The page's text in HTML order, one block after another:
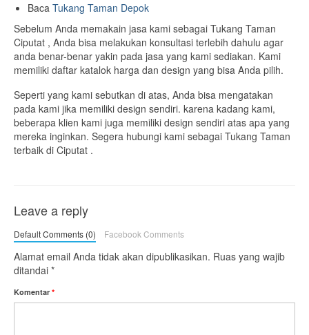
Baca Tukang Taman Depok
Sebelum Anda memakain jasa kami sebagai Tukang Taman
Ciputat , Anda bisa melakukan konsultasi terlebih dahulu agar
anda benar-benar yakin pada jasa yang kami sediakan. Kami
memiliki daftar katalok harga dan design yang bisa Anda pilih.
Seperti yang kami sebutkan di atas, Anda bisa mengatakan
pada kami jika memiliki design sendiri. karena kadang kami,
beberapa klien kami juga memiliki design sendiri atas apa yang
mereka inginkan. Segera hubungi kami sebagai Tukang Taman
terbaik di Ciputat .
Leave a reply
Default Comments (0) Facebook Comments
Alamat email Anda tidak akan dipublikasikan. Ruas yang wajib
ditandai *
Komentar *